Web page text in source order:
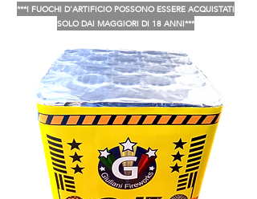
***I FUOCHI D'ARTIFICIO POSSONO ESSERE ACQUISTATI
SOLO DAI MAGGIORI DI 18 ANNI***